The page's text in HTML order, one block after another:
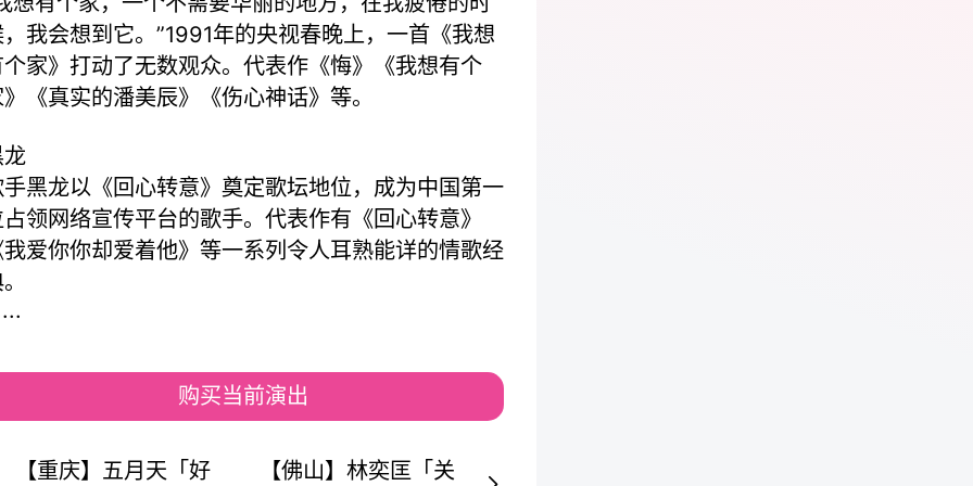
我会想到它。”1991年的央视春晚上，一首《我想
家》打动了无数观众。代表作《悔》《我想有个
《真实的潘美辰》《伤心神话》等。
黑龙以《回心转意》奠定歌坛地位，成为中国第一
领网络宣传平台的歌手。代表作有《回心转意》
爱你你却爱着他》等一系列令人耳熟能详的情歌经
购买当前演出
【重庆】五月天「好 【佛山】林奕匡「关